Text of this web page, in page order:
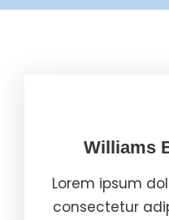
Williams
Lorem ipsum
consectetur